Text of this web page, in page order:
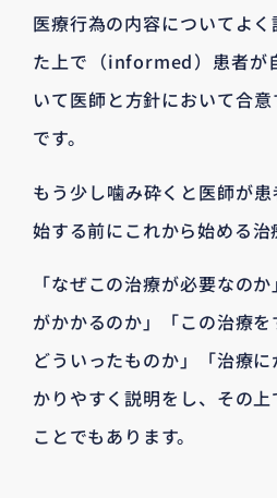
医療行為の内容についてよ
た上で（informed）患者が
いて医師と方針において合
です。
もう少し噛み砕くと医師が
始する前にこれから始める治
「なぜこの治療が必要なの
がかかるのか」「この治療
どういったものか」「治療
かりやすく説明をし、その
ことでもあります。